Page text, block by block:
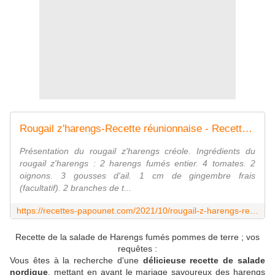
Rougail z'harengs-Recette réunionnaise - Recettes de Papounet
Présentation du rougail z'harengs créole. Ingrédients du
rougail z'harengs : 2 harengs fumés entier. 4 tomates. 2
oignons. 3 gousses d'ail. 1 cm de gingembre frais
(facultatif). 2 branches de t...
Recette de la salade de Harengs fumés pommes de terre ; vos
requêtes :
Vous êtes à la recherche d'une délicieuse recette de salade
nordique , mettant en avant le mariage savoureux des harengs